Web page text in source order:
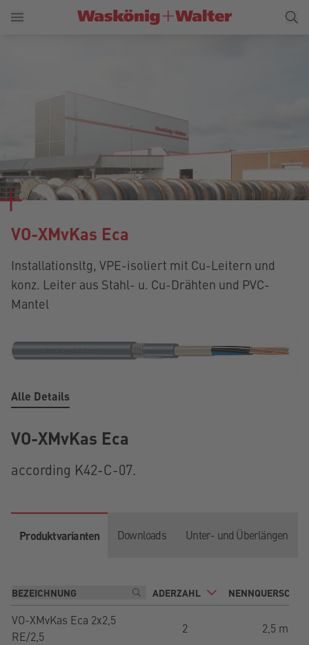
VO-XMvKas Eca
Installationsltg, VPE-isoliert mit Cu-Leitern und
konz. Leiter aus Stahl- u. Cu-Drähten und PVC-
Mantel
Alle Details
VO-XMvKas Eca
according K42-C-07.
Produktvarianten Downloads Unter- und Überlängen
ADERZAHL
VO-XMvKas Eca 2x2,5
RE/2,5
2 2,5 mm²